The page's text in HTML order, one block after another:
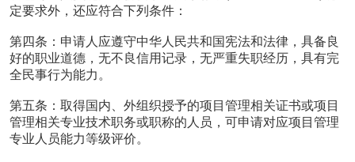
定要求外，还应符合下列条件：
第四条：申请人应遵守中华人民共和国宪法和法律，具备良
好的职业道德，无不良信用记录，无严重失职经历，具有完
全民事行为能力。
第五条：取得国内、外组织授予的项目管理相关证书或项目
管理相关专业技术职务或职称的人员，可申请对应项目管理
专业人员能力等级评价。